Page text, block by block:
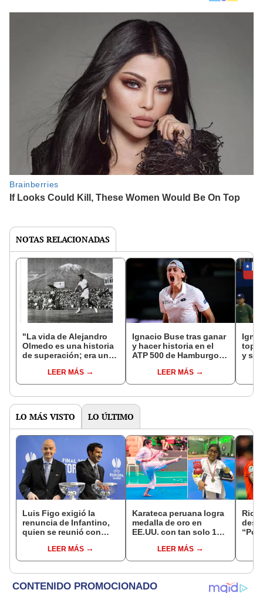
NOTAS RELACIONADAS
"La vida de Alejandro
Olmedo es una historia
de superación; era un
pelotas y llegó a ser
número uno del mundo"
LEER MÁS
Ignacio Buse tras ganar
y hacer historia en el
ATP 500 de Hamburgo:
LEER MÁS
top
y se
LO MÁS VISTO LO ÚLTIMO
Luis Figo exigió la
renuncia de Infantino,
quien se reunió con
en Marruecos
LEER MÁS
Karateca peruana logra
medalla de oro en
EE.UU. con tan solo 14
LEER MÁS
“Por